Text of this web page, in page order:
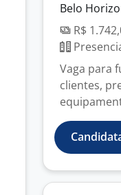
Belo
R$
Vaga para
clientes,